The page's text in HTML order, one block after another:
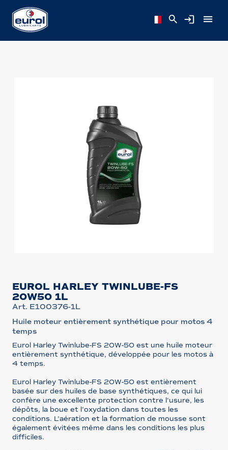
EUROL HARLEY TWINLUBE-FS
20W50 1L
Art. E100376-1L
Huile moteur entièrement synthétique pour motos 4
temps
Eurol Harley Twinlube-FS 20W-50 est une huile moteur
entièrement synthétique, développée pour les motos à
4 temps.
Eurol Harley Twinlube-FS 20W-50 est entièrement
basée sur des huiles de base synthétiques, ce qui lui
confère une excellente protection contre l'usure, les
dépôts, la boue et l'oxydation dans toutes les
conditions. L'aération et la formation de mousse sont
également évitées même dans les conditions les plus
difficiles.